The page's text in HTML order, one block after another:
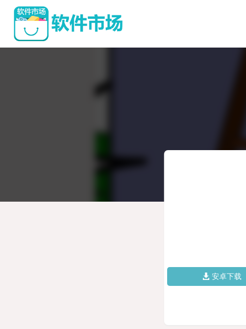
安卓下载